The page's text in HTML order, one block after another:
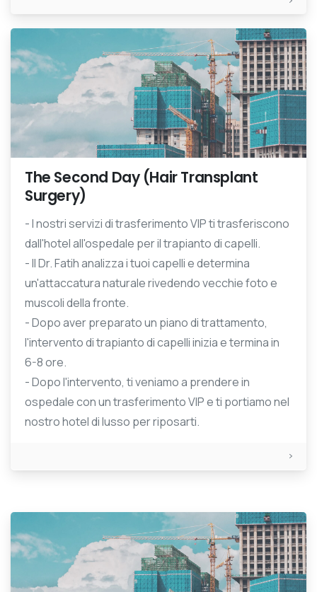
The Second Day (Hair Transplant
Surgery)
- I nostri servizi di trasferimento VIP ti trasferiscono
dall'hotel all'ospedale per il trapianto di capelli.
- Il Dr. Fatih analizza i tuoi capelli e determina
un'attaccatura naturale rivedendo vecchie foto e
muscoli della fronte.
- Dopo aver preparato un piano di trattamento,
l'intervento di trapianto di capelli inizia e termina in
6-8 ore.
- Dopo l'intervento, ti veniamo a prendere in
ospedale con un trasferimento VIP e ti portiamo nel
nostro hotel di lusso per riposarti.